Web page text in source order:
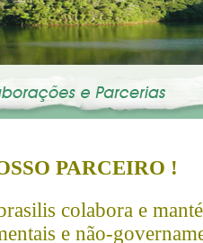
PARCEIRO !
colabora e
e não-